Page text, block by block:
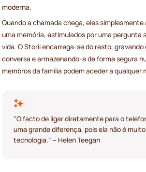
moderna.
Quando a chamada chega, eles
uma memória, estimulados por uma pergunta
vida. O Storii encarrega-se do resto,
conversa e armazenando-a de forma segura
membros da família podem aceder a qualquer
"O facto de ligar diretamente para o
uma grande diferença, pois ela não é
tecnologia." – Helen Teegan